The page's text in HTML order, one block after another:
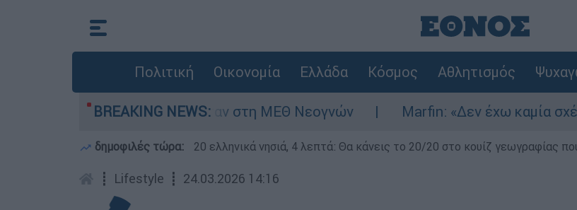
Πολιτική Οικονομία Ελλάδα Κόσμος Αθλητισμός
BREAKING NEWS:
8 ημερών - Νοσηλευόταν στη ΜΕΘ Νεογνών Marfin: «Δεν έχω καμία σχέση με
δημοφιλές τώρα: 20 ελληνικά νησιά, 4 λεπτά: Θα κάνεις το 20/20 στο κουίζ γεωγραφίας
┋ Lifestyle ┋ 24.03.2026 14:16